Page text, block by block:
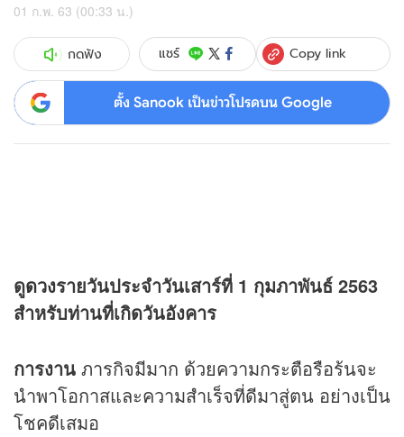
01 ก.พ. 63 (00:33 น.)
กดฟัง แชร์ Copy link
ตั้ง Sanook เป็นข่าวโปรดบน Google
ดูดวงรายวันประจำวันเสาร์ที่ 1 กุมภาพันธ์ 2563
สำหรับท่านที่เกิดวันอังคาร
การงาน ภารกิจมีมาก ด้วยความกระตือรือร้นจะ
นำพาโอกาสและความสำเร็จที่ดีมาสู่ตน อย่างเป็น
โชคดีเสมอ